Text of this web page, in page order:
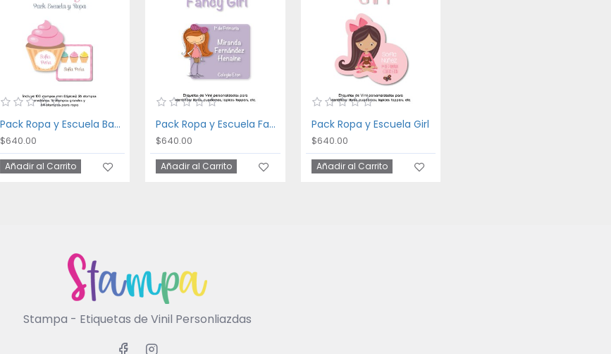
Pack Ropa y Escuela Bakery
$640.00
Añadir al Carrito
Pack Ropa y Escuela Fancy Girl
$640.00
Añadir al Carrito
Pack Ropa y Escuela Girl
$640.00
Añadir al Carrito
Stampa - Etiquetas de Vinil Personliazdas